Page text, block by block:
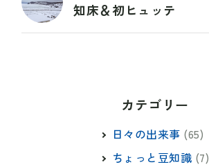
知床＆初ヒュッテ
カテゴリー
日々の出来事 (65)
ちょっと豆知識 (7)